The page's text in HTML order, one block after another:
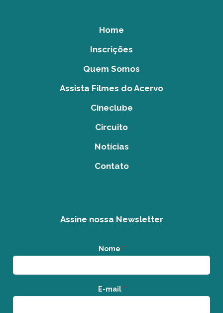
Home
Inscrições
Quem Somos
Assista Filmes do Acervo
Cineclube
Circuito
Notícias
Contato
Assine nossa Newsletter
Nome *
E-mail *